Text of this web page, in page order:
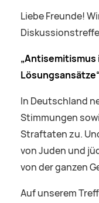
Liebe Freunde!
„Antisemitismus
Lösungsansätze“
In Deutschland
Stimmungen
Straftaten zu.
von Juden und
von der ganzen
Auf unserem